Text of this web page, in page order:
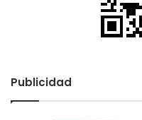
Publicidad